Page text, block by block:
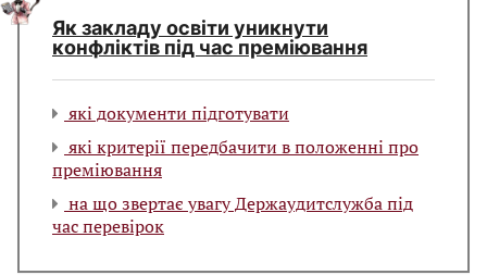
Як закладу освіти уникнути
конфліктів під час преміювання
які документи підготувати
які критерії передбачити в положенні про
преміювання
на що звертає увагу Держаудитслужба під
час перевірок